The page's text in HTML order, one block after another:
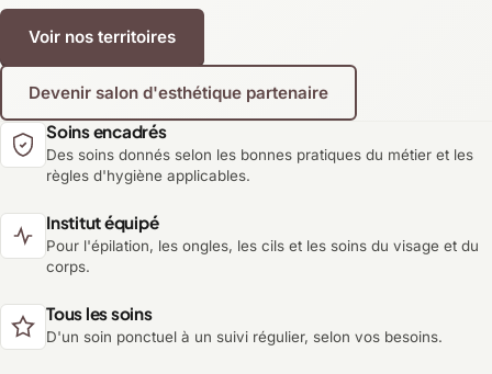
Voir nos territoires
Devenir salon d'esthétique partenaire
Soins encadrés
Des soins donnés selon les bonnes pratiques du métier et les
règles d'hygiène applicables.
Institut équipé
Pour l'épilation, les ongles, les cils et les soins du visage et du
corps.
Tous les soins
D'un soin ponctuel à un suivi régulier, selon vos besoins.